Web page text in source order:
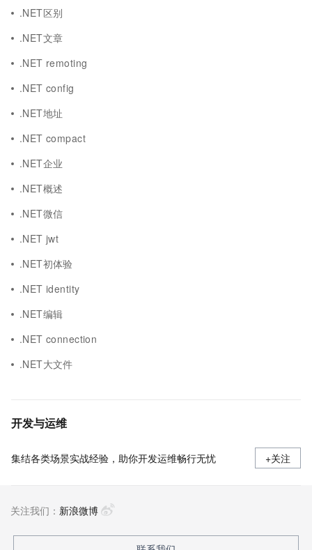
.NET区别
.NET文章
.NET remoting
.NET config
.NET地址
.NET compact
.NET企业
.NET概述
.NET微信
.NET jwt
.NET初体验
.NET identity
.NET编辑
.NET connection
.NET大文件
开发与运维
集结各类场景实战经验，助你开发运维畅行无忧 +关注
关注我们： 新浪微博